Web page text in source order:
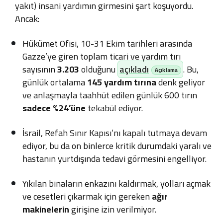
yakıt) insani yardımın girmesini şart koşuyordu.
Ancak:
Hükümet Ofisi, 10-31 Ekim tarihleri arasında
Gazze’ye giren toplam ticari ve yardım tırı
sayısının3.203olduğunu açıkladı . Bu,
günlük ortalama145 yardım tırınadenk geliyor
ve anlaşmayla taahhüt edilen günlük 600 tırın
sadece %24’ünetekabül ediyor.
İsrail, Refah Sınır Kapısı’nı kapalı tutmaya devam
ediyor, bu da on binlerce kritik durumdaki yaralı ve
hastanın yurtdışında tedavi görmesini engelliyor.
Yıkılan binaların enkazını kaldırmak, yolları açmak
ve cesetleri çıkarmak için gerekenağır
makineleringirişine izin verilmiyor.